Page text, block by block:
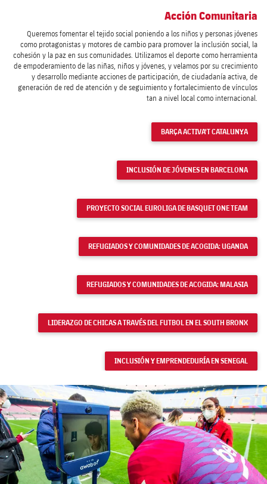
Acción Comunitaria
Queremos fomentar el tejido social poniendo a los niños y personas jóvenes
como protagonistas y motores de cambio para promover la inclusión social, la
cohesión y la paz en sus comunidades. Utilizamos el deporte como herramienta
de empoderamiento de las niñas, niños y jóvenes, y velamos por su crecimiento
y desarrollo mediante acciones de participación, de ciudadanía activa, de
generación de red de atención y de seguimiento y fortalecimiento de vínculos
tan a nivel local como internacional.
BARÇA ACTIVA'T CATALUNYA
INCLUSIÓN DE JÓVENES EN BARCELONA
PROYECTO SOCIAL EUROLIGA DE BASQUET ONE TEAM
REFUGIADOS Y COMUNIDADES DE ACOGIDA: UGANDA
REFUGIADOS Y COMUNIDADES DE ACOGIDA: MALASIA
LIDERAZGO DE CHICAS A TRAVÉS DEL FUTBOL EN EL SOUTH BRONX
INCLUSIÓN Y EMPRENDEDURÍA EN SENEGAL